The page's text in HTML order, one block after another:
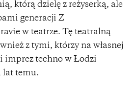
którą dzielę z reżyserką, ale
generacji Z
w teatrze. Tę teatralną
z tymi, którzy na własnej
imprez techno w Łodzi
lat temu.